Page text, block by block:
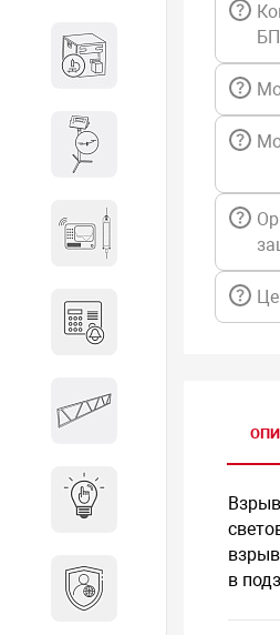
Атомно-
спектрометры
Весы и весовое
Домофоны
Интерактивные
Информационная
в